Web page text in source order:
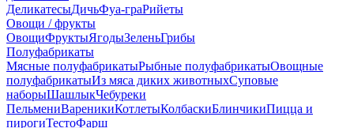
ДеликатесыДичьФуа-граРийеты
Овощи / фрукты
ОвощиФруктыЯгодыЗеленьГрибы
Полуфабрикаты
Мясные полуфабрикатыРыбные полуфабрикатыОвощные
полуфабрикатыИз мяса диких животныхСуповые
наборыШашлыкЧебуреки
ПельмениВареникиКотлетыКолбаскиБлинчикиПицца и
пирогиТестоФарш